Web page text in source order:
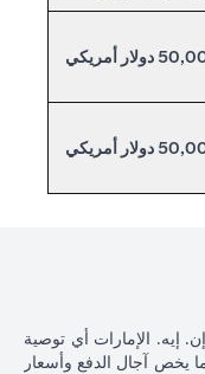
دولار أمريكي
دولار أمريكي
إيه. الإمارات أي توصية
يخص آجال الدفع وأسعار